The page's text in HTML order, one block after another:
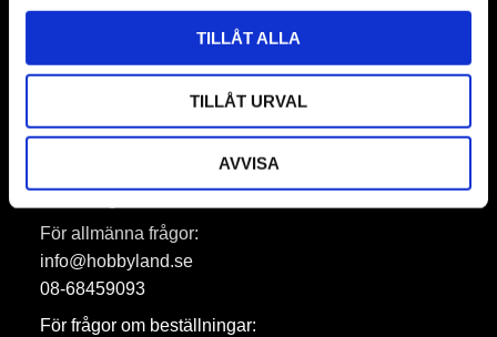
TILLÅT ALLA
TILLÅT URVAL
AVVISA
Prenumerera
Hobbyland AB
För allmänna frågor:
info@hobbyland.se
08-68459093
För frågor om beställningar: